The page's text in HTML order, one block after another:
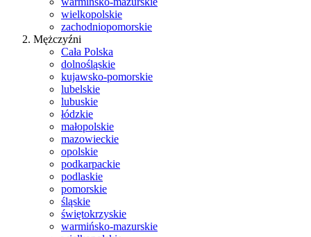
wielkopolskie
zachodniopomorskie
Mężczyźni
Cała Polska
dolnośląskie
kujawsko-pomorskie
lubelskie
lubuskie
łódzkie
małopolskie
mazowieckie
opolskie
podkarpackie
podlaskie
pomorskie
śląskie
świętokrzyskie
warmińsko-mazurskie